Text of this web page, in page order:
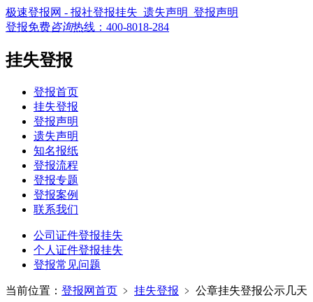
极速登报网 - 报社登报挂失_遗失声明_登报声明
登报免费咨询热线： 400-8018-284
挂失登报
登报首页
挂失登报
登报声明
遗失声明
知名报纸
登报流程
登报专题
登报案例
联系我们
公司证件登报挂失
个人证件登报挂失
登报常见问题
当前位置： 登报网首页 ﹥ 挂失登报 ﹥ 公章挂失登报公示几天